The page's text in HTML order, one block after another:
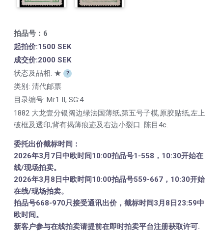
拍品号：6
起拍价:1500 SEK
成交价:2000 SEK
状态及品相: ★ ?
类别: 清代邮票
目录编号: Mi:1 II, SG:4
1882 大龙壹分银阔边绿法国薄纸,第五号子模,原胶贴纸,左上
破框及透印,背有揭薄痕迹及右边小裂口. 陈目4c.
委托出价截标时间：
2026年3月7日中欧时间10:00拍品号1-558，10:30开始在
线/现场拍卖。
2026年3月8日中欧时间10:00拍品号559-667，10:30开始
在线/现场拍卖。
拍品号668-970只接受通讯出价，截标时间3月8日23:59中
欧时间。
新客户参与在线拍卖请提前在即时拍卖平台注册获取许可.